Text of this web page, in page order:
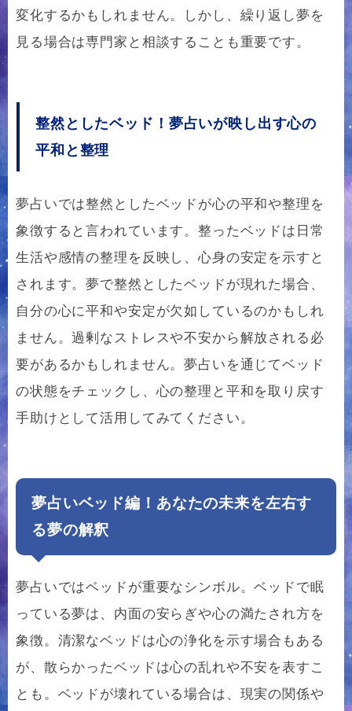
変化するかもしれません。しかし、繰り返し夢を
見る場合は専門家と相談することも重要です。
整然としたベッド！夢占いが映し出す心の
平和と整理
夢占いでは整然としたベッドが心の平和や整理を
象徴すると言われています。整ったベッドは日常
生活や感情の整理を反映し、心身の安定を示すと
されます。夢で整然としたベッドが現れた場合、
自分の心に平和や安定が欠如しているのかもしれ
ません。過剰なストレスや不安から解放される必
要があるかもしれません。夢占いを通じてベッド
の状態をチェックし、心の整理と平和を取り戻す
手助けとして活用してみてください。
夢占いベッド編！あなたの未来を左右す
る夢の解釈
夢占いではベッドが重要なシンボル。ベッドで眠
っている夢は、内面の安らぎや心の満たされ方を
象徴。清潔なベッドは心の浄化を示す場合もある
が、散らかったベッドは心の乱れや不安を表すこ
とも。ベッドが壊れている場合は、現実の関係や